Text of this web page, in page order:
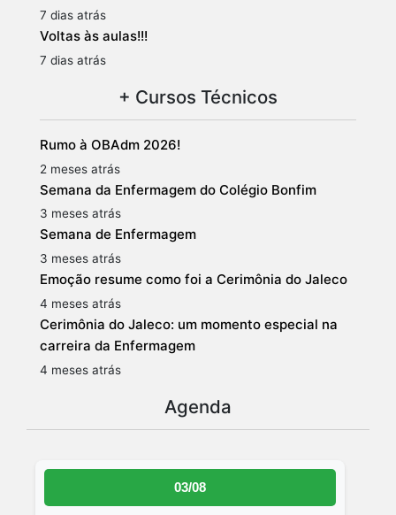
7 dias atrás
Voltas às aulas!!!
7 dias atrás
+ Cursos Técnicos
Rumo à OBAdm 2026!
2 meses atrás
Semana da Enfermagem do Colégio Bonfim
3 meses atrás
Semana de Enfermagem
3 meses atrás
Emoção resume como foi a Cerimônia do Jaleco
4 meses atrás
Cerimônia do Jaleco: um momento especial na
carreira da Enfermagem
4 meses atrás
Agenda
03/08